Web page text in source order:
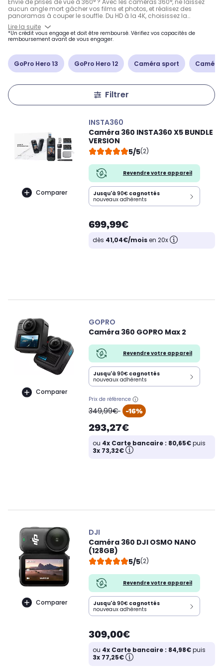
Envie de prises de vue à 360° ? Avec les caméras 360°, ne laissez
aucun angle mort gâcher vos films et photos, et réalisez des
panoramas à couper le souffle. Du HD à la 4K, choisissez la
résolution qui convient à votre budget et à votre usage, particulier
ou professionnel. Avec un stockage sur carte SD
à mémoire flash
intégrée, découvrez les meilleures caméras à 360° du marché
développées pour vous parGoPro,
Lire la suite
*Un crédit vous engage et doit être remboursé. Vérifiez vos capacités de
remboursement avant de vous engager.
GoPro Hero 13 GoPro Hero 12 Caméra sport Caméra
Filtrer
Comparer
INSTA360
Caméra 360 INSTA360 X5 BUNDLE
VERSION
5/5(2)
Revendre votre appareil
Jusqu'à 90€ cagnottés
nouveaux adhérents
699,99€
dès 41,04€/moisen 20x
Comparer
GOPRO
Caméra 360 GOPRO Max 2
Revendre votre appareil
Jusqu'à 90€ cagnottés
nouveaux adhérents
Prix de référence
oldPrice
349,99€ -16%
293,27€
ou 4x Carte bancaire : 80,65€puis
3x 73,32€
Comparer
DJI
Caméra 360 DJI OSMO NANO
(128GB)
5/5(2)
Revendre votre appareil
Jusqu'à 90€ cagnottés
nouveaux adhérents
309,00€
ou 4x Carte bancaire : 84,98€puis
3x 77,25€